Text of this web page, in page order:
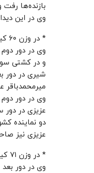
بازنده‌ها
وی در این
* در وزن ۶۰ کیلوگرم ابوالفضل شیری در دور اول مقابل حریف خود به پیروزی رسید.
وی در دور
و در کشتی
شیری در دور
میرمحمدباقر
وی در دور
عزیزی در دور
دو نماینده
عزیزی نیز
* در وزن ۷۱ کیلوگرم محمد کاظمی در دیدار نخست کشتی گیری از مجارستان را مغلوب کرد.
وی در دور